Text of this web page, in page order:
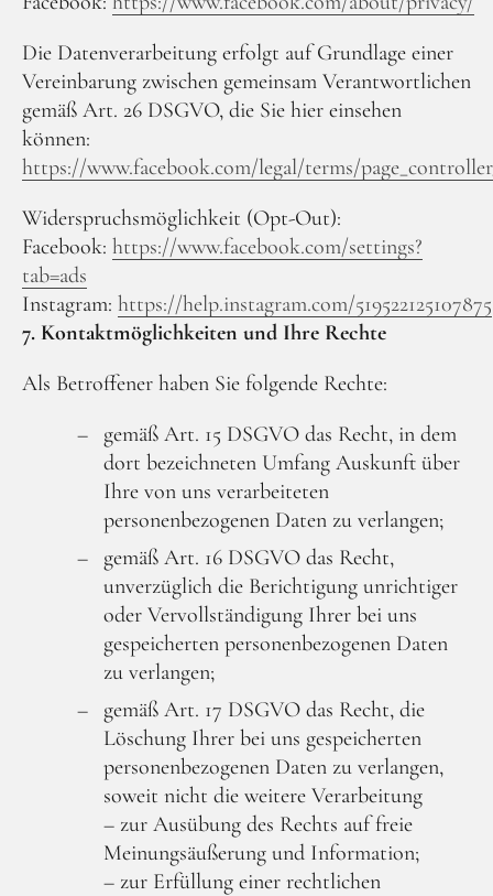
Die Datenverarbeitung erfolgt auf Grundlage einer
Vereinbarung zwischen gemeinsam Verantwortlichen
gemäß Art. 26 DSGVO, die Sie hier einsehen
können:
https://www.facebook.com/legal/terms/
Widerspruchsmöglichkeit (Opt-Out):
Facebook: https://www.facebook.com/settings?
tab=ads
Instagram: https://help.instagram.com/519522125107875
7. Kontaktmöglichkeiten und Ihre Rechte
Als Betroffener haben Sie folgende Rechte:
gemäß Art. 15 DSGVO das Recht, in dem
dort bezeichneten Umfang Auskunft über
Ihre von uns verarbeiteten
personenbezogenen Daten zu verlangen;
gemäß Art. 16 DSGVO das Recht,
unverzüglich die Berichtigung unrichtiger
oder Vervollständigung Ihrer bei uns
gespeicherten personenbezogenen Daten
zu verlangen;
gemäß Art. 17 DSGVO das Recht, die
Löschung Ihrer bei uns gespeicherten
personenbezogenen Daten zu verlangen,
soweit nicht die weitere Verarbeitung
– zur Ausübung des Rechts auf freie
Meinungsäußerung und Information;
– zur Erfüllung einer rechtlichen